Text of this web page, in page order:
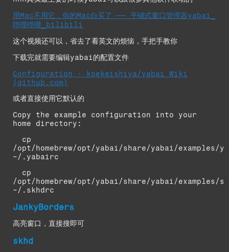
用Mac不用它，你的Mac白买了 —— 平铺式窗口管理器yabai_
哔哩哔哩_bilibili
这个视频还可以，省去了看英文的烦恼，手把手教你
下载完就需要编辑yabai的配置文件
Configuration · koekeishiya/yabai Wiki
(github.com)
或者直接使用它默认的
Copy the example configuration into your
home directory:
cp
/opt/homebrew/opt/yabai/share/yabai/examples/
~/.yabairc
cp
/opt/homebrew/opt/yabai/share/yabai/examples/
~/.skhdrc
JankyBorders
高亮窗口，直接搜即可
skhd